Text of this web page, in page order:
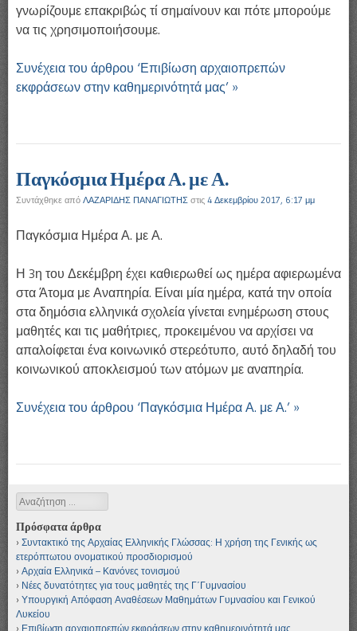
γνωρίζουμε επακριβώς τί σημαίνουν και πότε μπορούμε
να τις χρησιμοποιήσουμε.
Συνέχεια του άρθρου ‘Επιβίωση αρχαιοπρεπών
εκφράσεων στην καθημερινότητά μας’ »
Παγκόσμια Ημέρα Α. με Α.
Συντάχθηκε από ΛΑΖΑΡΙΔΗΣ ΠΑΝΑΓΙΩΤΗΣ στις 4 Δεκεμβρίου 2017, 6:17 μμ
Παγκόσμια Ημέρα Α. με Α.
Η 3η του Δεκέμβρη έχει καθιερωθεί ως ημέρα αφιερωμένα
στα Άτομα με Αναπηρία. Είναι μία ημέρα, κατά την οποία
στα δημόσια ελληνικά σχολεία γίνεται ενημέρωση στους
μαθητές και τις μαθήτριες, προκειμένου να αρχίσει να
απαλοίφεται ένα κοινωνικό στερεότυπο, αυτό δηλαδή του
κοινωνικού αποκλεισμού των ατόμων με αναπηρία.
Συνέχεια του άρθρου ‘Παγκόσμια Ημέρα Α. με Α.’ »
Αναζήτηση
Πρόσφατα άρθρα
Συντακτικό της Αρχαίας Ελληνικής Γλώσσας: Η χρήση της Γενικής ως
ετερόπτωτου ονοματικού προσδιορισμού
Αρχαία Ελληνικά – Κανόνες τονισμού
Νέες δυνατότητες για τους μαθητές της Γ΄Γυμνασίου
Υπουργική Απόφαση Αναθέσεων Μαθημάτων Γυμνασίου και Γενικού
Λυκείου
Επιβίωση αρχαιοπρεπών εκφράσεων στην καθημερινότητά μας